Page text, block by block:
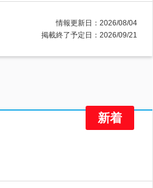
情報更新日：2026/08/04
掲載終了予定日：2026/09/21